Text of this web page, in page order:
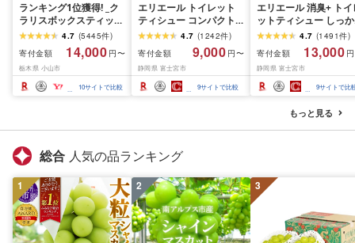
ランキング1位獲得! _ク
ラリスボックスティッシ
ュ60箱(1箱220組(440
枚))(5個入り×12セット)_
ティッシュ ティッシュ
ペーパー 日用品 常備品
生活用品 まとめ買い [配
送不可地域:離島・沖縄
4.7 (5445件)
寄付金額
14,000 円〜
栃木県 小山市
10サイトで比較
エリエール トイレット
ティシュー コンパクト
シングル [個数が選べ
る:16・32・64 ロール]
1.5倍巻 82.5m トイレッ
トペーパー シングル パ
ルプ100% 香りつき 日用
品 消耗品 備蓄 ふるさと
4.7 (1242件)
寄付金額
9,000 円〜
静岡県 富士宮市
9サイトで比較
エリエール 消臭+ トイ
ットティシュー しっか
り香るフレッシュクリ
の香り コンパクトダブ
ル [選べるロール数:32
64・96 ロール] 1.5倍
37.5m トイレットペー
パー ダブル パルプ
日用品 消耗品 備蓄 送
無料 静岡県 富士宮市
4.7 (1491件)
寄付金額
13,000
静岡県 富士宮市
9サイトで比
もっと見る
総合 人気の品ランキング
1 2 3